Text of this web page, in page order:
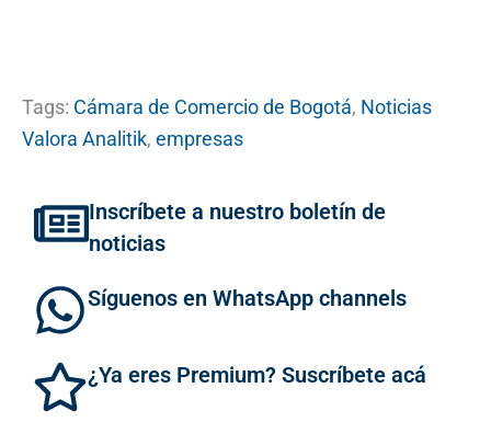
Tags: Cámara de Comercio de Bogotá, Noticias
Valora Analitik, empresas
Inscríbete a nuestro boletín de
noticias
Síguenos en WhatsApp channels
¿Ya eres Premium? Suscríbete acá